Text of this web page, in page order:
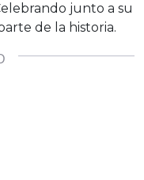
junto a su
de la historia.